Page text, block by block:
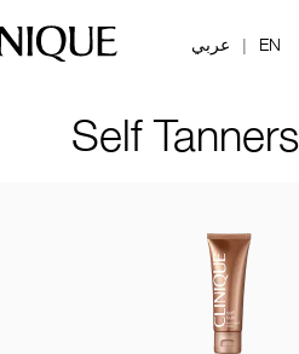
EN
| عربي
Self Tanners